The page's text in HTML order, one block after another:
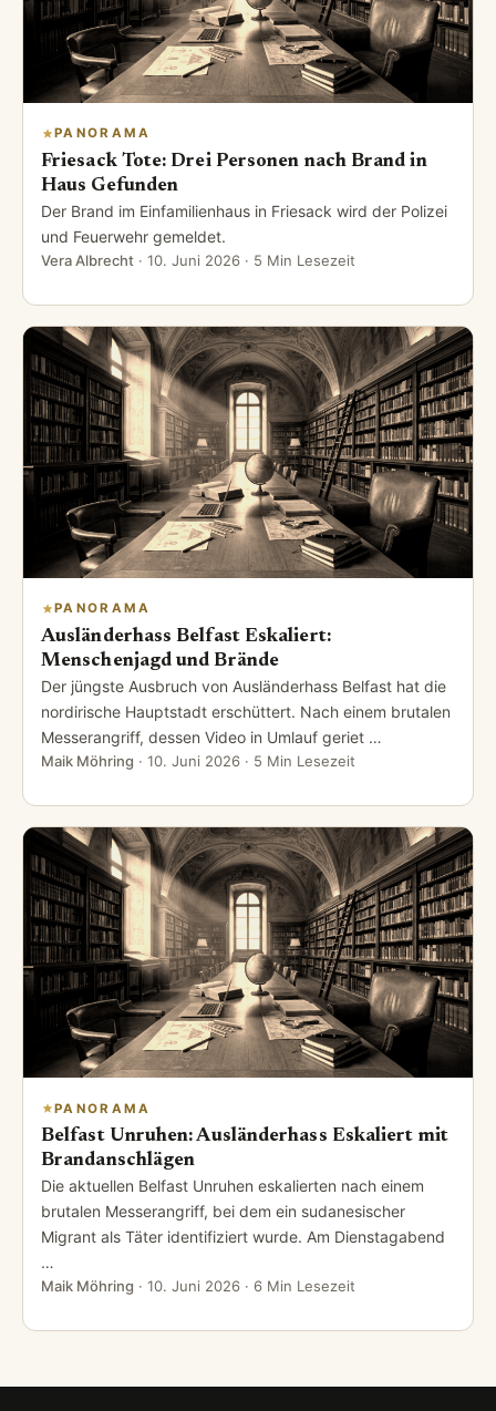
PANORAMA
Friesack Tote: Drei Personen nach Brand in
Haus Gefunden
Der Brand im Einfamilienhaus in Friesack wird der Polizei
und Feuerwehr gemeldet.
Vera Albrecht · 10. Juni 2026 · 5 Min Lesezeit
PANORAMA
Ausländerhass Belfast Eskaliert:
Menschenjagd und Brände
Der jüngste Ausbruch von Ausländerhass Belfast hat die
nordirische Hauptstadt erschüttert. Nach einem brutalen
Messerangriff, dessen Video in Umlauf geriet …
Maik Möhring · 10. Juni 2026 · 5 Min Lesezeit
PANORAMA
Belfast Unruhen: Ausländerhass Eskaliert mit
Brandanschlägen
Die aktuellen Belfast Unruhen eskalierten nach einem
brutalen Messerangriff, bei dem ein sudanesischer
Migrant als Täter identifiziert wurde. Am Dienstagabend
…
Maik Möhring · 10. Juni 2026 · 6 Min Lesezeit